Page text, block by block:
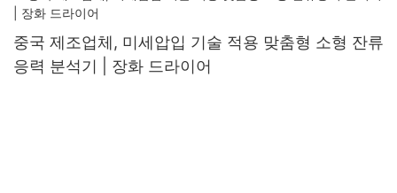
중국 제조업체, 미세압입 기술 적용 맞춤형 소형 잔류
응력 분석기 | 장화 드라이어